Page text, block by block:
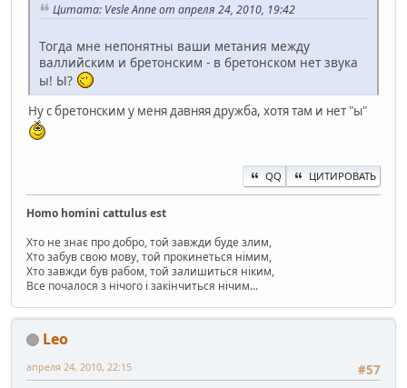
Цитата: Vesle Anne от апреля 24, 2010, 19:42
Тогда мне непонятны ваши метания между
валлийским и бретонским - в бретонском нет звука
ы! Ы?
Ну с бретонским у меня давняя дружба, хотя там и нет "ы"
QQ ЦИТИРОВАТЬ
Homo homini cattulus est
Хто не знає про добро, той завжди буде злим,
Хто забув свою мову, той прокинеться німим,
Хто завжди був рабом, той залишиться ніким,
Все почалося з нічого і закінчиться нічим...
Leo
#57
апреля 24, 2010, 22:15